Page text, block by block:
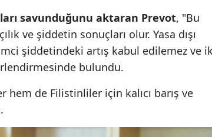
Şanlıurfa
Uşak
Zonguldak
savunduğunu aktaran Prevot, "Bu
ve şiddetin sonuçları olur. Yasa dışı
şiddetindeki artış kabul edilemez ve
bulundu.
de Filistinliler için kalıcı barış ve